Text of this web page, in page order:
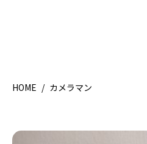
HOME
HOME / カメラマン